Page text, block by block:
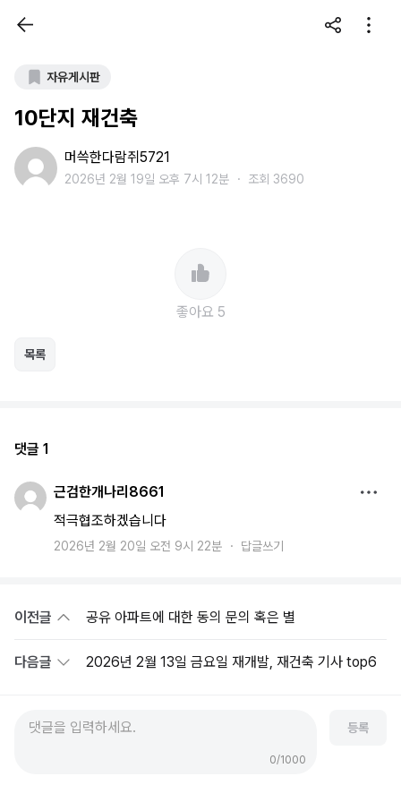
자유게시판
10단지 재건축
머쓱한다람쥐5721
2026년 2월 19일 오후 7시 12분 ・ 조회 3690
좋아요 5
목록
댓글 1
근검한개나리8661
적극협조하겠습니다
2026년 2월 20일 오전 9시 22분 ・ 답글쓰기
이전글 공유 아파트에 대한 동의 문의 혹은 별
다음글 2026년 2월 13일 금요일 재개발, 재건축 기사 top6
0/1000
등록